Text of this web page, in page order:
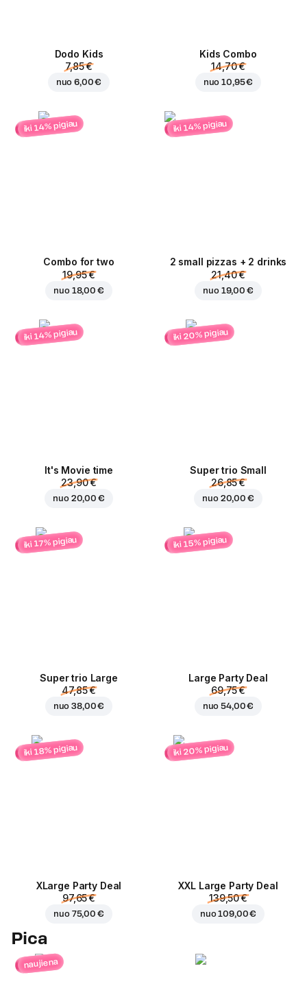
Dodo Kids
7,85 €
nuo6,00 €
Kids Combo
14,70 €
nuo10,95 €
iki 14% pigiau
Combo for two
19,95 €
nuo 18,00 €
iki 14% pigiau
2 small pizzas + 2 drinks
21,40 €
nuo 19,00 €
iki 14% pigiau
It's Movie time
23,90 €
nuo 20,00 €
iki 20% pigiau
Super trio Small
26,85 €
nuo 20,00 €
iki 17% pigiau
Super trio Large
47,85 €
nuo38,00 €
iki 15% pigiau
Large Party Deal
69,75 €
nuo54,00 €
iki 18% pigiau
ХLarge Party Deal
97,65 €
nuo 75,00 €
iki 20% pigiau
XXL Large Party Deal
139,50 €
nuo109,00 €
Pica
naujiena